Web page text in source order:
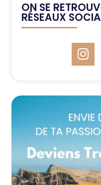
ON SE
RÉSEAUX